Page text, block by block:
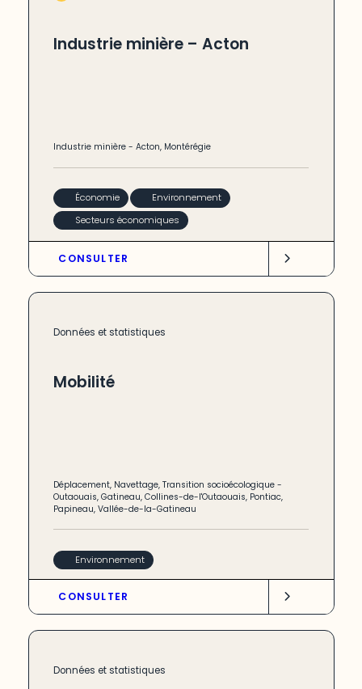
Industrie minière – Acton
Industrie minière -Acton, Montérégie
Économie
Environnement
Secteurs économiques
CONSULTER
Données et statistiques
Mobilité
Déplacement, Navettage,Transition socioécologique -
Outaouais,Gatineau,Collines-de-l'Outaouais, Pontiac,
Papineau,Vallée-de-la-Gatineau
Environnement
CONSULTER
Données et statistiques